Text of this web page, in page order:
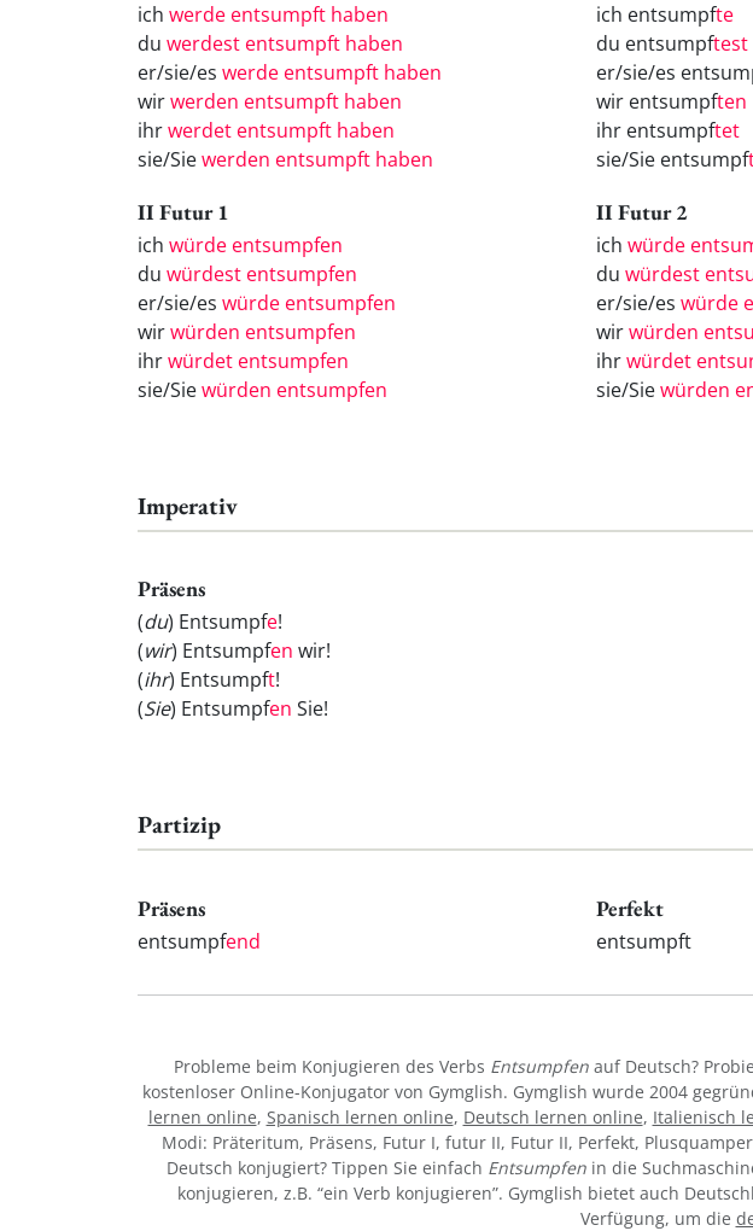
ich werde entsumpft haben
du werdest entsumpft haben
er/sie/es werde entsumpft haben
wirwerden entsumpft haben
ihrwerdet entsumpft haben
sie/Siewerden entsumpft haben
ich entsumpfte
du entsumpftest
er/sie/es
wir entsumpften
ihr entsumpftet
sie/Sie entsumpf
II Futur 1
ich würde entsumpfen
du würdest entsumpfen
er/sie/es würde entsumpfen
wirwürden entsumpfen
ihrwürdet entsumpfen
sie/Siewürden entsumpfen
II Futur 2
ich würde
du würdest
er/sie/es würde
wirwürden
ihrwürdet
sie/Siewürden
Imperativ
Präsens
(du) Entsumpfe!
(wir) Entsumpfen wir!
(ihr) Entsumpft!
(Sie) Entsumpfen Sie!
Partizip
Präsens
entsumpfend
Perfekt
entsumpft
Probleme beim Konjugieren des Verbs Entsumpfen auf Deutsch?
kostenloser Online-Konjugator von Gymglish. Gymglish wurde 2004
lernen online, Spanisch lernen online, Deutsch lernen online, Italienisch
Modi: Präteritum, Präsens, Futur I, futur II, Futur II, Perfekt,
Deutsch konjugiert? Tippen Sie einfach Entsumpfenin die
konjugieren, z.B. “ein Verb konjugieren”. Gymglish bietet auch
Verfügung, um die